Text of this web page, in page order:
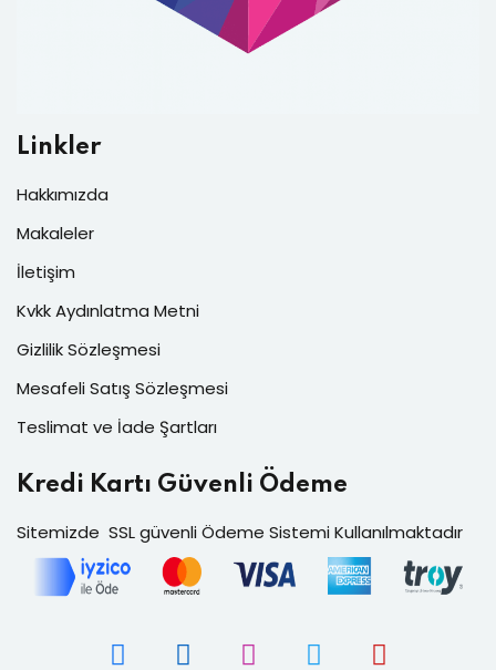
Linkler
Hakkımızda
Makaleler
İletişim
Kvkk Aydınlatma Metni
Gizlilik Sözleşmesi
Mesafeli Satış Sözleşmesi
Teslimat ve İade Şartları
Kredi Kartı Güvenli Ödeme
Sitemizde SSL güvenli Ödeme Sistemi Kullanılmaktadır